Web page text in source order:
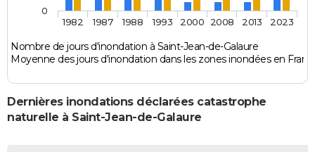
Nombre de jours d'inondation à Saint-Jean-de-Galaure
Moyenne des jours d'inondation dans les zones inondées en
1982 1987 1988 1993 2000 2008 2013 2023
0
Dernières inondations déclarées catastrophe
naturelle à Saint-Jean-de-Galaure